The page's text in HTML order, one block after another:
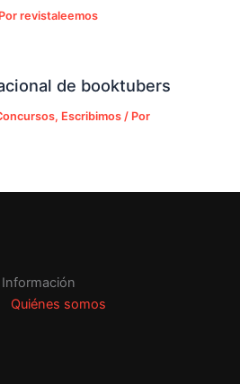
revistaleemos
de booktubers
, Escribimos / Por
Información
Quiénes somos